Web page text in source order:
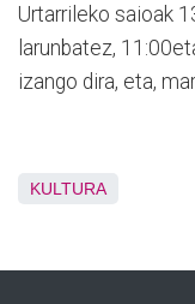
Urtarrileko saioak
larunbatez,
izango dira, eta,
KULTURA